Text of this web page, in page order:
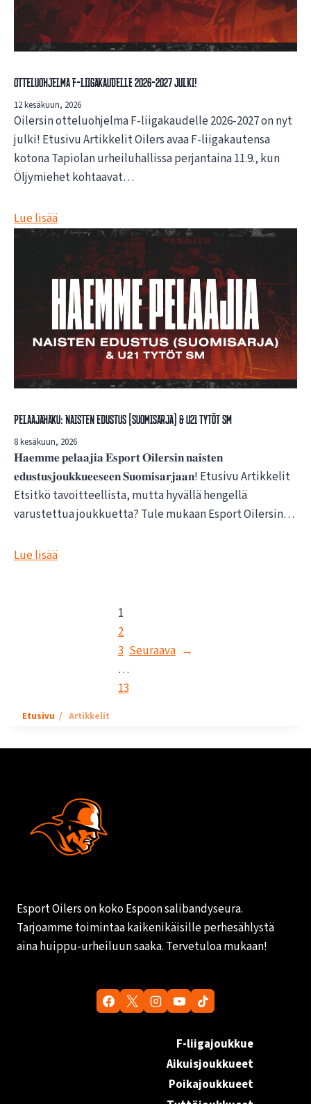
Otteluohjelma F-liigakaudelle 2026-2027 julki!
12 kesäkuun, 2026
Oilersin otteluohjelma F-liigakaudelle 2026-2027 on nyt
julki! Etusivu Artikkelit Oilers avaa F-liigakautensa
kotona Tapiolan urheiluhallissa perjantaina 11.9., kun
Öljymiehet kohtaavat…
Lue lisää
Pelaajahaku: Naisten edustus (Suomisarja) & U21 Tytöt SM
8 kesäkuun, 2026
𝐇𝐚𝐞𝐦𝐦𝐞 𝐩𝐞𝐥𝐚𝐚𝐣𝐢𝐚 𝐄𝐬𝐩𝐨𝐫𝐭 𝐎𝐢𝐥𝐞𝐫𝐬𝐢𝐧 𝐧𝐚𝐢𝐬𝐭𝐞𝐧
𝐞𝐝𝐮𝐬𝐭𝐮𝐬𝐣𝐨𝐮𝐤𝐤𝐮𝐞𝐞𝐬𝐞𝐞𝐧 𝐒𝐮𝐨𝐦𝐢𝐬𝐚𝐫𝐣𝐚𝐚𝐧! Etusivu Artikkelit
Etsitkö tavoitteellista, mutta hyvällä hengellä
varustettua joukkuetta? Tule mukaan Esport Oilersin…
Lue lisää
1
2
3
…
13
Seuraava →
Etusivu Artikkelit
Esport Oilers on koko Espoon salibandyseura.
Tarjoamme toimintaa kaikenikäisille perhesählystä
aina huippu-urheiluun saaka. Tervetuloa mukaan!
F-liigajoukkue
Aikuisjoukkueet
Poikajoukkueet